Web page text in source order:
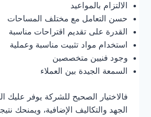
الالتزام بالمواعيد
حسن التعامل مع مختلف المساحات
القدرة على تقديم اقتراحات مناسبة
استخدام مواد تثبيت مناسبة وعملية
وجود فنيين متخصصين
السمعة الجيدة بين العملاء
فالاختيار الصحيح للشركة يوفر عليك
الجهد والتكاليف الإضافية، ويمنحك